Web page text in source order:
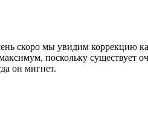
скоро мы увидим коррекцию
поскольку существует
он мигнет.